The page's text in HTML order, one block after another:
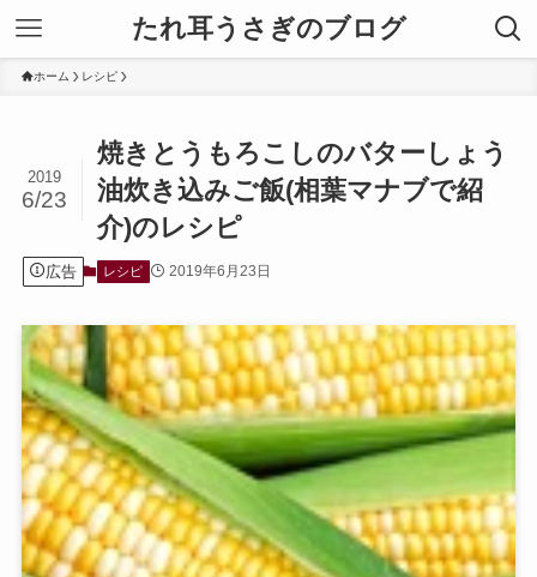
たれ耳うさぎのブログ
ホーム レシピ
焼きとうもろこしのバターしょう
油炊き込みご飯(相葉マナブで紹
介)のレシピ
2019
6/23
広告 レシピ 2019年6月23日